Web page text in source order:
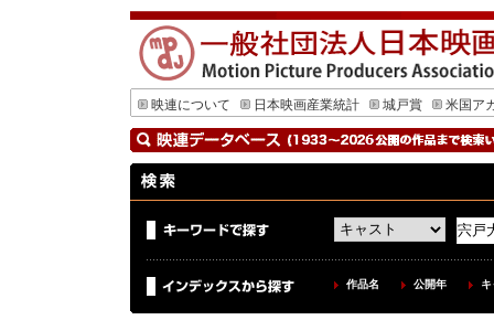
映連について 日本映画産業統計 城戸賞 米国ア
作品名 公開年